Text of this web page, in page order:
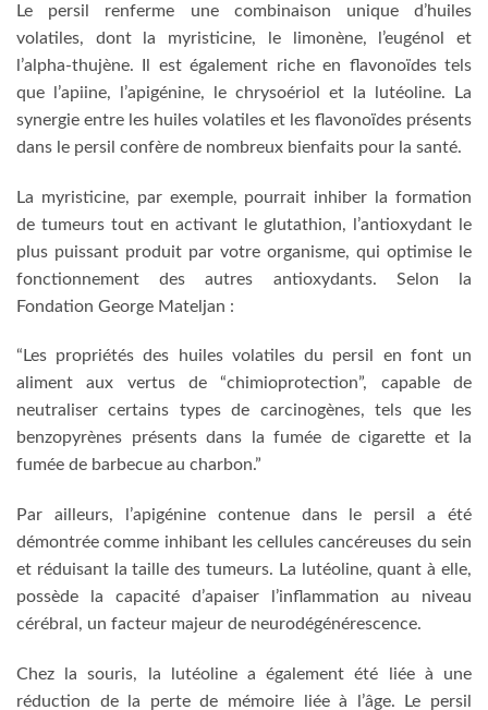
Le persil renferme une combinaison unique d’huiles
volatiles, dont la myristicine, le limonène, l’eugénol et
l’alpha-thujène. Il est également riche en flavonoïdes tels
que l’apiine, l’apigénine, le chrysoériol et la lutéoline. La
synergie entre les huiles volatiles et les flavonoïdes présents
dans le persil confère de nombreux bienfaits pour la santé.
La myristicine, par exemple, pourrait inhiber la formation
de tumeurs tout en activant le glutathion, l’antioxydant le
plus puissant produit par votre organisme, qui optimise le
fonctionnement des autres antioxydants. Selon la
Fondation George Mateljan :
“Les propriétés des huiles volatiles du persil en font un
aliment aux vertus de “chimioprotection”, capable de
neutraliser certains types de carcinogènes, tels que les
benzopyrènes présents dans la fumée de cigarette et la
fumée de barbecue au charbon.”
Par ailleurs, l’apigénine contenue dans le persil a été
démontrée comme inhibant les cellules cancéreuses du sein
et réduisant la taille des tumeurs. La lutéoline, quant à elle,
possède la capacité d’apaiser l’inflammation au niveau
cérébral, un facteur majeur de neurodégénérescence.
Chez la souris, la lutéoline a également été liée à une
réduction de la perte de mémoire liée à l’âge. Le persil